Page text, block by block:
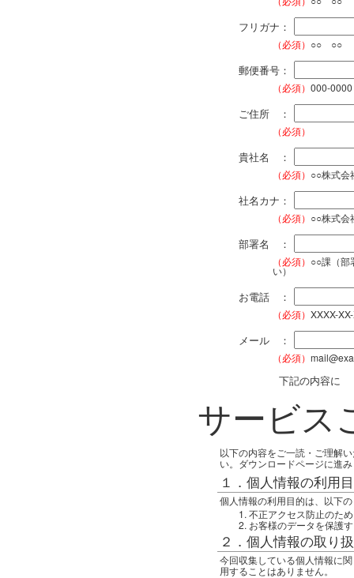
フリガナ：
（必須） ○○ ○○
郵便番号：
（必須） 000-0000
ご住所 ：
（必須）
貴社名 ：
（必須） ○○株式会
社名カナ：
（必須） ○○株式会
部署名 ：
（必須） ○○課（部
い）
お電話 ：
（必須） XXXX-
メール ：
（必須）
下記の内容に
サービス
以下の内容をご一読・ご理解
い。ダウンロードページに進
１．個人情報の利用
個人情報の利用目的は、以下
不正アクセス防止のため
お客様のデータを保護
２．個人情報の取り
今回収集している個人情報に
用することはありません。